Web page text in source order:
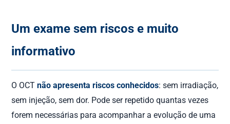
Um exame sem riscos e muito
informativo
O OCTnão apresenta riscos conhecidos: sem irradiação,
sem injeção, sem dor. Pode ser repetido quantas vezes
forem necessárias para acompanhar a evolução de uma